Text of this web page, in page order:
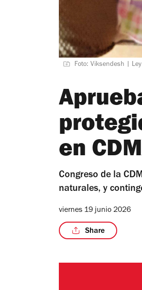
Foto: Viksendesh |
en
Congreso de la
naturales, y
viernes 19 junio 2026
Share